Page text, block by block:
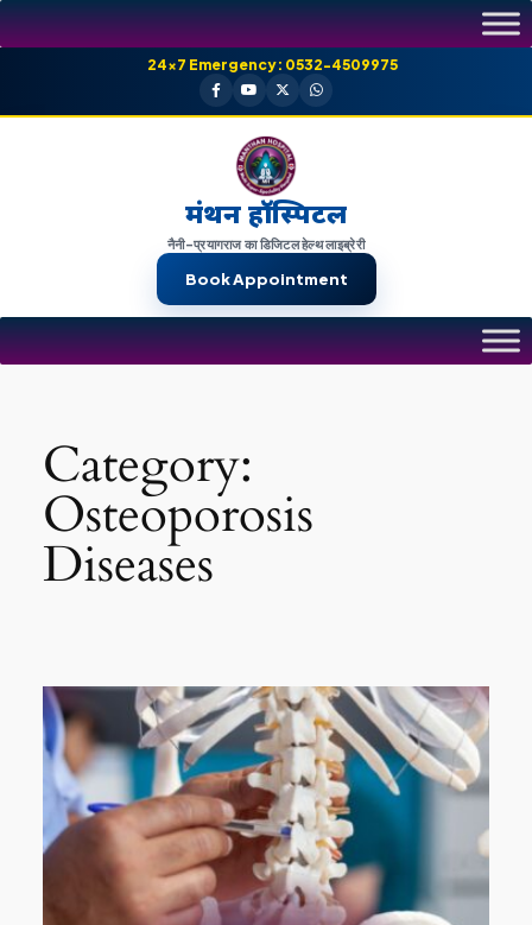
Skip
to
24×7 Emergency: 0532-4509975
मंथन हॉस्पिटल
नैनी-प्रयागराज का डिजिटल हेल्थ लाइब्रेरी
Book Appointment
Category:
Osteoporosis
Diseases